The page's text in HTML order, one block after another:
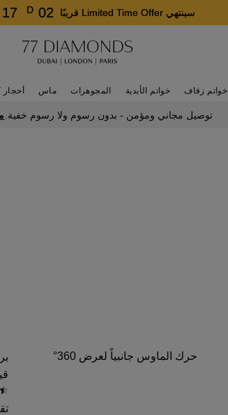
سينتهي Limited Time Offer قريبًا 02
D
17
خواتم زفاف خواتم الأبدية المجوهرات ماس أحجار
توصيل مجاني ومؤمن - بدون رسوم ولا رسوم خفية.
حرك الماوس جانبياً لعرض 360°